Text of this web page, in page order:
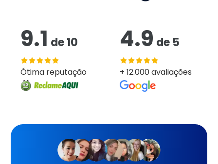
9.1 de10
Ótima reputação
4.9 de 5
+ 12.000 avaliações